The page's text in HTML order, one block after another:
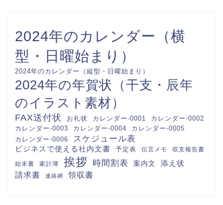
オシャレな素材・Word・
Excel・PDFのテンプレートを無
料ダウンロード
かわいいお小遣い帳（使い道の記
録表）収入・支出（1か月間のお
金が足りないにならない管理）
Word・Excel・PDFのテンプレ
ートを無料ダウンロード
おしゃれでかわいい！入会申込書
（参加・加入）教室や習い事の会
員登録・Word・Excel・PDFの
テンプレートを無料ダウンロード